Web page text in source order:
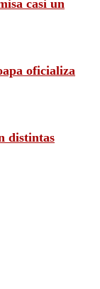
casi un
oficializa
distintas